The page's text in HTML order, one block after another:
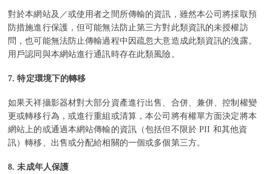
對於本網站及／或使用者之間所傳輸的資訊，雖然本公司將採取預
防措施進行保護，但可能無法防止第三方對此類資訊的未授權訪
問，也可能無法防止傳輸過程中因疏忽大意造成此類資訊的洩露。
用戶認同與本網站進行通訊時存在此類風險。
7.特定環境下的轉移
如果天祥攝影器材對大部分資產進行出售、合併、兼併、控制權變
更或轉移行為，或進行重組或清算，本公司將有權單方面決定將本
網站上的或通過本網站傳輸的資訊（包括但不限於 PII 和其他資
訊）轉移、出售或分配給相關的一個或多個第三方。
8.未成年人保護